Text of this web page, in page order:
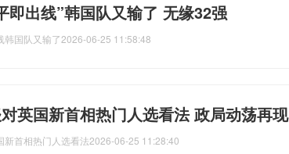
即出线”韩国队又输了 无缘32强
韩国队又输了2026-06-25 11:58:48
英国新首相热门人选看法 政局动荡再现
新首相热门人选看法2026-06-25 11:28:40